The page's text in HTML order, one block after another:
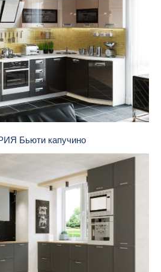
Бьюти капучино